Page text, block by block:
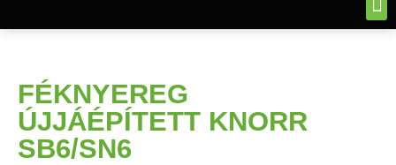
FÉKNYEREG
ÚJJÁÉPÍTETT KNORR
SB6/SN6